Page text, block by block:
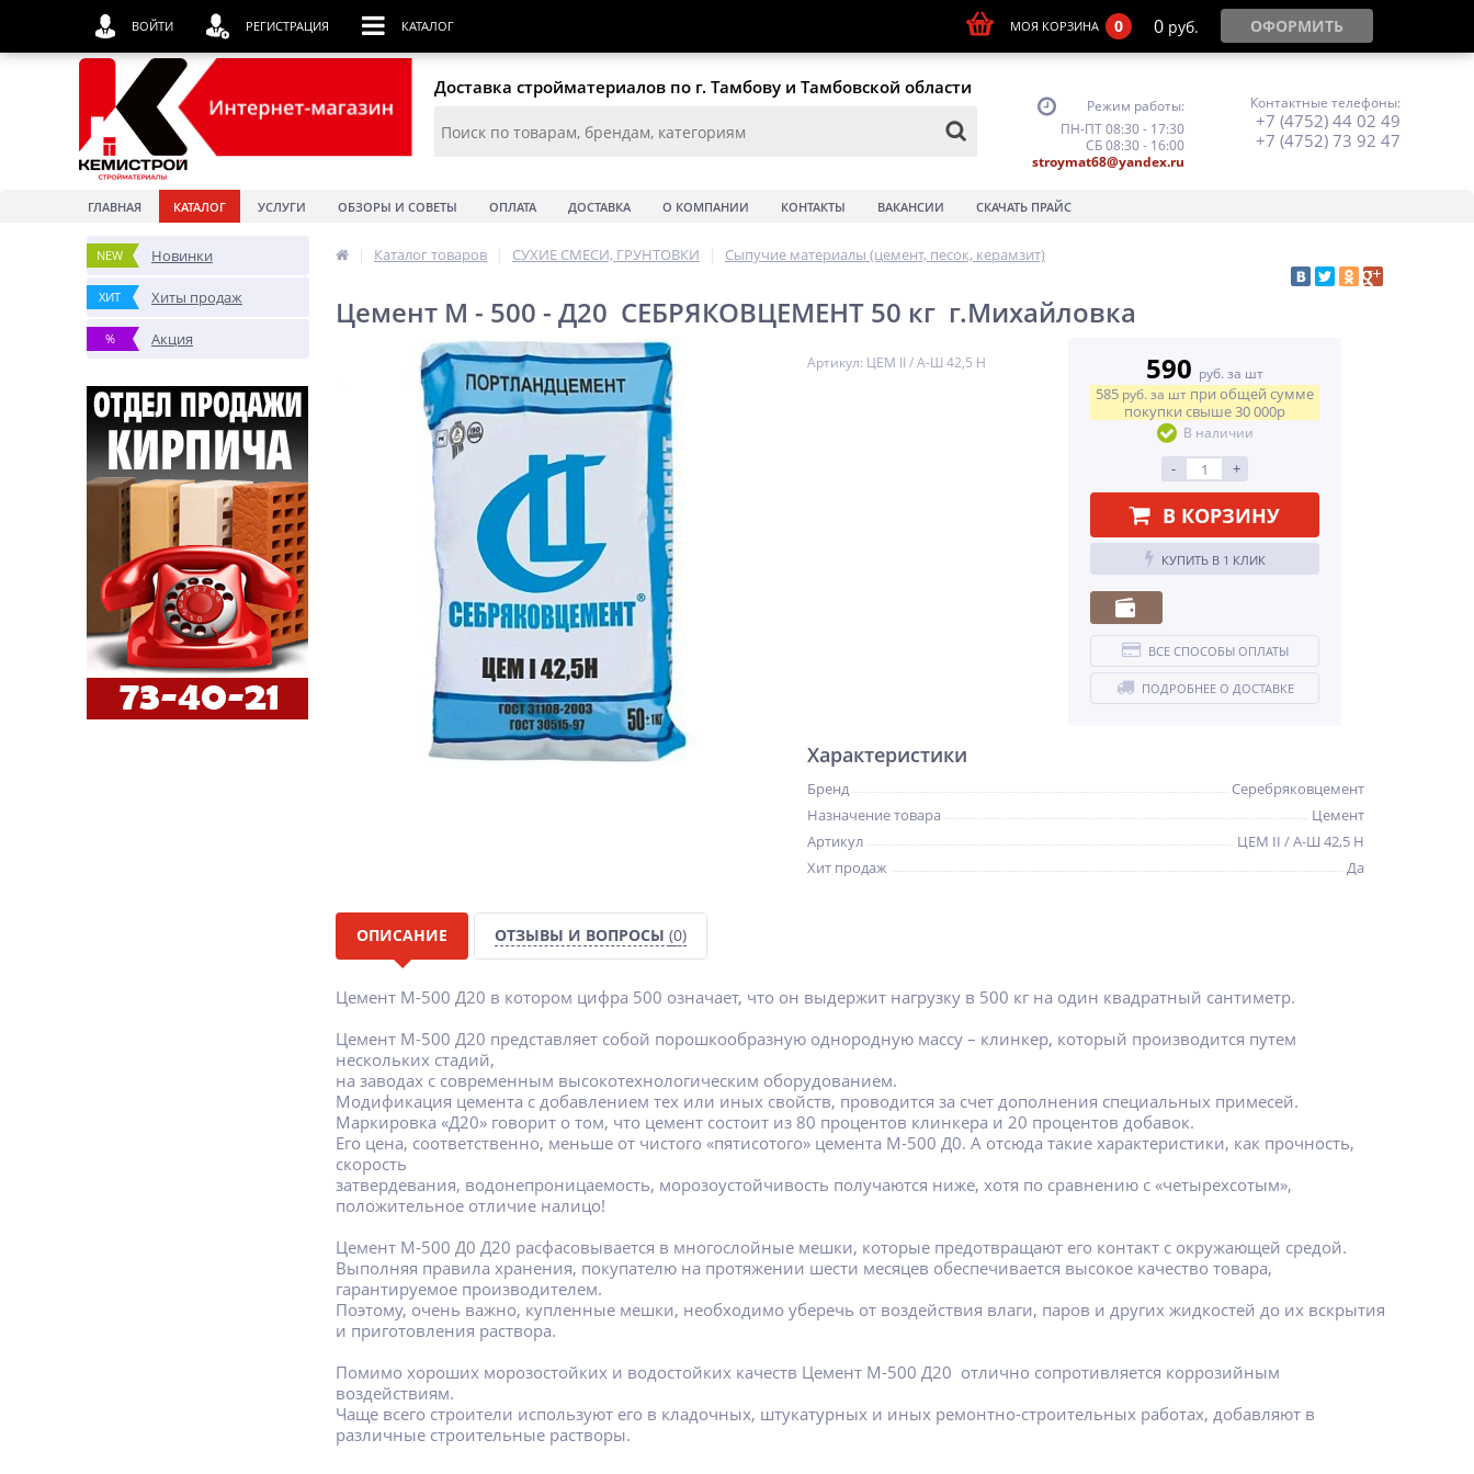
Доставка стройматериалов по г. Тамбову и Тамбовской области
Режим работы:
ПН-ПТ 08:30 - 17:30
СБ 08:30 - 16:00
stroymat68@yandex.ru
Контактные телефоны:
+7 (4752) 44 02 49
+7 (4752) 73 92 47
ГЛАВНАЯ КАТАЛОГ УСЛУГИ ОБЗОРЫ И СОВЕТЫ ОПЛАТА ДОСТАВКА О КОМПАНИИ КОНТАКТЫ ВАКАНСИИ СКАЧАТЬ ПРАЙС
NEW Новинки
ХИТ Хиты продаж
% Акция
| Каталог товаров | СУХИЕ СМЕСИ, ГРУНТОВКИ | Сыпучие материалы (цемент, песок, керамзит)
Цемент М - 500 - Д20 СЕБРЯКОВЦЕМЕНТ 50 кг г.Михайловка
Артикул: ЦЕМ II / А-Ш 42,5 Н 590 руб. за шт
585 руб. за шт при общей сумме
покупки свыше30 000р
В наличии
- +
В КОРЗИНУ
КУПИТЬ В 1 КЛИК
ВСЕ СПОСОБЫ ОПЛАТЫ
ПОДРОБНЕЕ О ДОСТАВКЕ
Характеристики
Бренд
Серебряковцемент
Назначение товара
Цемент
Артикул
ЦЕМ II / А-Ш 42,5 Н
Хит продаж
Да
ОПИСАНИЕ ОТЗЫВЫ И ВОПРОСЫ (0)
Цемент М-500 Д20 в котором цифра 500 означает, что он выдержит нагрузку в 500 кг на один квадратный сантиметр.
Цемент М-500 Д20 представляет собой порошкообразную однородную массу – клинкер, который производится путем
нескольких стадий,
на заводах с современным высокотехнологическим оборудованием.
Модификация цемента с добавлением тех или иных свойств, проводится за счет дополнения специальных примесей.
Маркировка «Д20» говорит о том, что цемент состоит из 80 процентов клинкера и 20 процентов добавок.
Его цена, соответственно, меньше от чистого «пятисотого» цемента М-500 Д0. А отсюда такие характеристики, как прочность,
скорость
затвердевания, водонепроницаемость, морозоустойчивость получаются ниже, хотя по сравнению с «четырехсотым»,
положительное отличие налицо!
Цемент М-500 Д0 Д20 расфасовывается в многослойные мешки, которые предотвращают его контакт с окружающей средой.
Выполняя правила хранения, покупателю на протяжении шести месяцев обеспечивается высокое качество товара,
гарантируемое производителем.
Поэтому, очень важно, купленные мешки, необходимо уберечь от воздействия влаги, паров и других жидкостей до их вскрытия
и приготовления раствора.
Помимо хороших морозостойких и водостойких качеств Цемент М-500 Д20 отлично сопротивляется коррозийным
воздействиям.
Чаще всего строители используют его в кладочных, штукатурных и иных ремонтно-строительных работах, добавляют в
различные строительные растворы.
ВОЙТИ РЕГИСТРАЦИЯ КАТАЛОГ МОЯ КОРЗИНА 0 0 руб. ОФОРМИТЬ